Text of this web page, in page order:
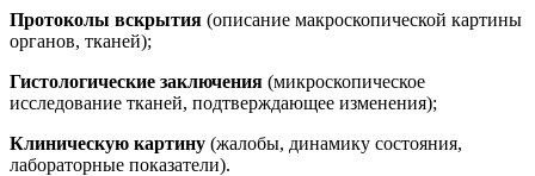
Протоколы вскрытия (описание макроскопической картины
органов, тканей);
Гистологические заключения (микроскопическое
исследование тканей, подтверждающее изменения);
Клиническую картину (жалобы, динамику состояния,
лабораторные показатели).